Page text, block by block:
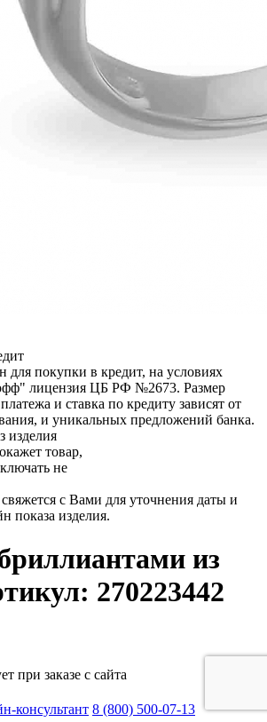
для покупки в кредит, на условиях
лицензия ЦБ РФ №2673. Размер
и ставка по кредиту зависят от
и уникальных предложений банка.
изделия
товар,
не
с Вами для уточнения даты и
показа изделия.
из
270223442
при заказе с сайта
консультант 8 (800) 500-07-13